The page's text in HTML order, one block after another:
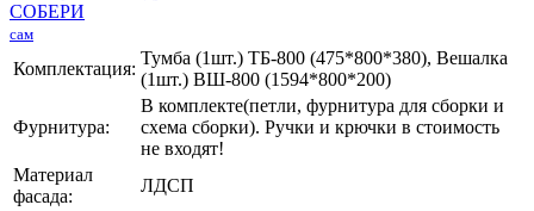
СОБЕРИ
сам
Комплектация:
Тумба (1шт.) ТБ-800 (475*800*380), Вешалка
(1шт.) ВШ-800 (1594*800*200)
Фурнитура:
В комплекте(петли, фурнитура для сборки и
схема сборки). Ручки и крючки в стоимость
не входят!
Материал
фасада:
ЛДСП